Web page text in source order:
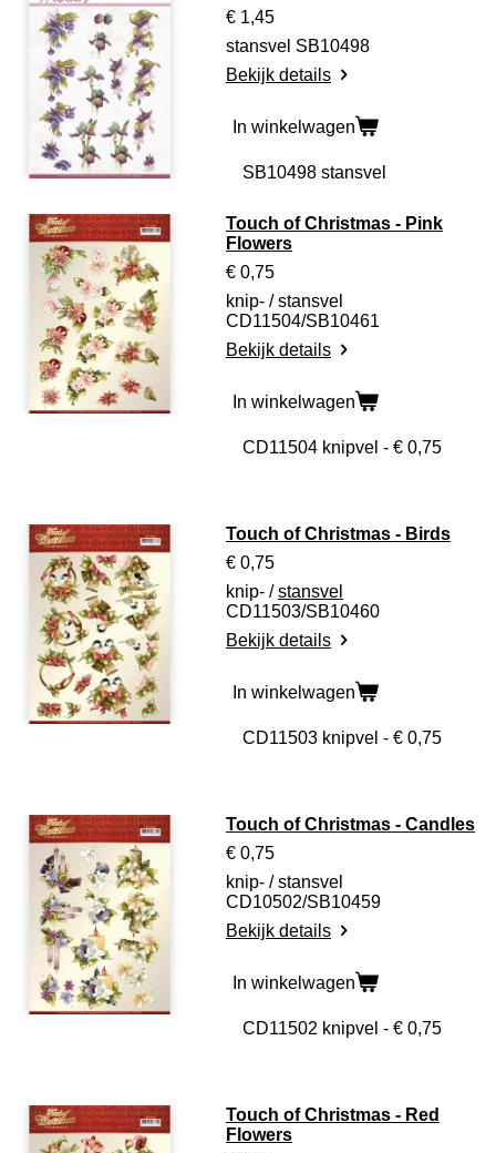
€ 1,45
stansvel SB10498
Bekijk details
In winkelwagen
Touch of Christmas - Pink
Flowers
€ 0,75
knip- / stansvel
CD11504/SB10461
Bekijk details
In winkelwagen
Touch of Christmas - Birds
€ 0,75
knip- /stansvel
CD11503/SB10460
Bekijk details
In winkelwagen
Touch of Christmas - Candles
€ 0,75
knip- / stansvel
CD10502/SB10459
Bekijk details
In winkelwagen
Touch of Christmas - Red
Flowers